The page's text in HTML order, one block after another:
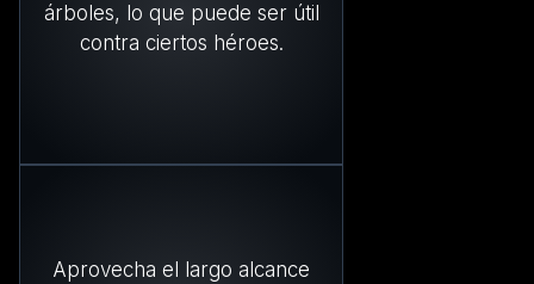
árboles, lo que puede ser útil
contra ciertos héroes.
Aprovecha el largo alcance